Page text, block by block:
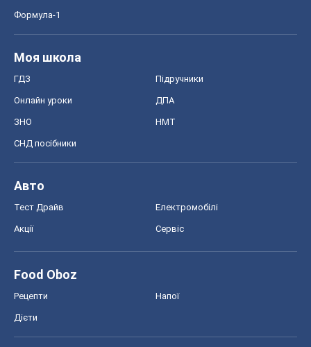
Формула-1
Моя школа
ГДЗ Підручники
Онлайн уроки ДПА
ЗНО НМТ
СНД посібники
Авто
Тест Драйв Електромобілі
Акції Сервіс
Food Oboz
Рецепти Напої
Дієти